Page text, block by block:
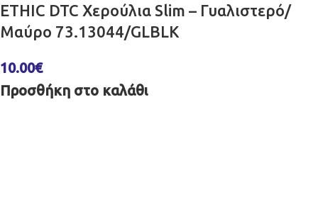
ETHIC DTC Χερούλια Slim – Γυαλιστερό/
Μαύρο 73.13044/GLBLK
10.00€
Προσθήκη στο καλάθι